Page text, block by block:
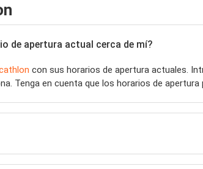
de apertura actual cerca de mí?
con sus horarios de apertura actuales.
Tenga en cuenta que los horarios de